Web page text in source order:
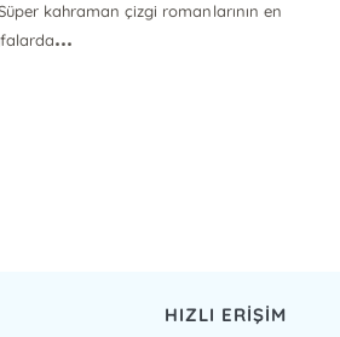
kahraman çizgi romanlarının en
...
HIZLI ERİŞİM